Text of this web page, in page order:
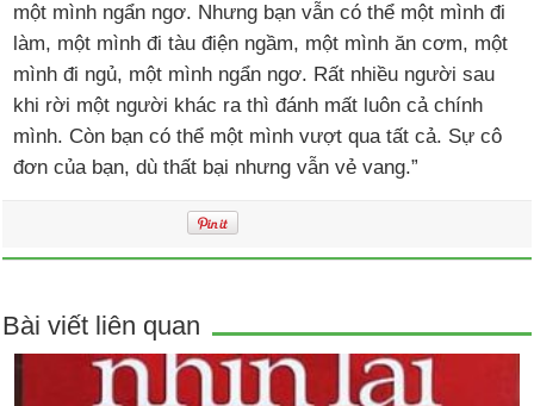
một mình ngẩn ngơ. Nhưng bạn vẫn có thể một mình đi
làm, một mình đi tàu điện ngầm, một mình ăn cơm, một
mình đi ngủ, một mình ngẩn ngơ. Rất nhiều người sau
khi rời một người khác ra thì đánh mất luôn cả chính
mình. Còn bạn có thể một mình vượt qua tất cả. Sự cô
đơn của bạn, dù thất bại nhưng vẫn vẻ vang.”
Bài viết liên quan